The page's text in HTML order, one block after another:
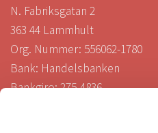
N. Fabriksgatan 2
363 44 Lammhult
Org. Nummer: 556062-1780
Bank: Handelsbanken
Bankgiro: 275-4836